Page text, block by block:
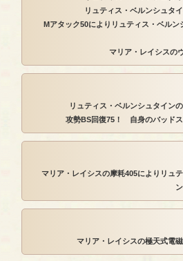
リュティス・ベルンシュタ
Mアタック50によりリュティス・ベルン
マリア・レイシスの
リュティス・ベルンシュタイン
攻勢BS回復75！ 自身のバッドス
マリア・レイシスの摩耗405によりリュ
マリア・レイシスの極天式電